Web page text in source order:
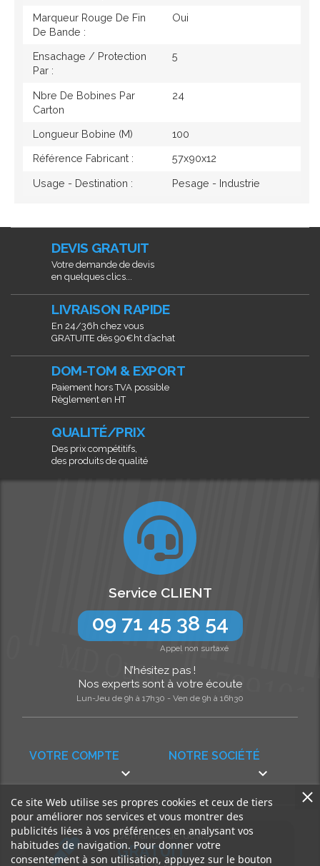
Marqueur Rouge De Fin
De Bande :
Oui
Ensachage / Protection
Par :
5
Nbre De Bobines Par
Carton
24
Longueur Bobine (M) 100
Référence Fabricant : 57x90x12
Usage - Destination : Pesage - Industrie
DEVIS GRATUIT
Votre demande de devis
en quelques clics...
LIVRAISON RAPIDE
En 24/36h chez vous
GRATUITE dès 90€ht d’achat
DOM-TOM & EXPORT
Paiement hors TVA possible
Règlement en HT
QUALITÉ/PRIX
Des prix compétitifs,
des produits de qualité
NOTRE SOCIÉTÉ

VOTRE COMPTE

Service CLIENT
09 71 45 38 54
Appel non surtaxé
N’hésitez pas !
Nos experts sont à votre écoute
Lun-Jeu de 9h à 17h30 - Ven de 9h à 16h30
Demande de devis
GRATUIT
Ce site Web utilise ses propres cookies et ceux de tiers
pour améliorer nos services et vous montrer des
publicités liées à vos préférences en analysant vos
habitudes de navigation. Pour donner votre
consentement à son utilisation, appuyez sur le bouton